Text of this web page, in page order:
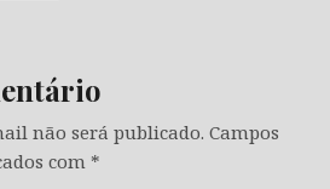
não será publicado. Campos
com *